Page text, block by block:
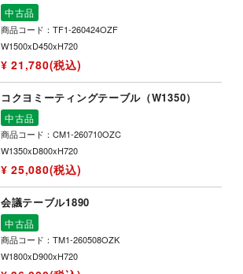
中古品
商品コード：TF1-260424OZF
W1500xD450xH720
¥ 21,780(税込)
コクヨミーティングテーブル（W1350）
中古品
商品コード：CM1-260710OZC
W1350xD800xH720
¥ 25,080(税込)
会議テーブル1890
中古品
商品コード：TM1-260508OZK
W1800xD900xH720